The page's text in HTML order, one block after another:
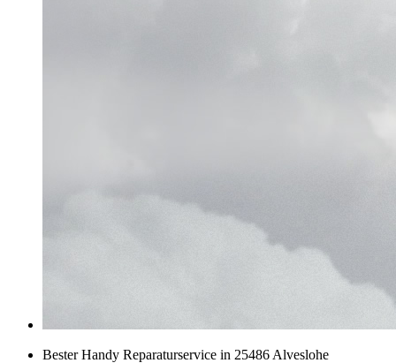
Bester Handy Reparaturservice in 25486 Alveslohe